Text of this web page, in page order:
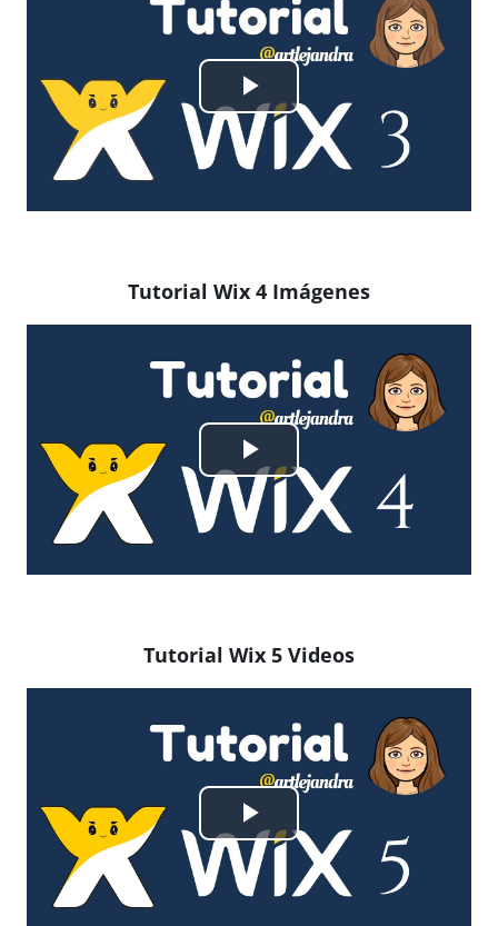
Reproducir
Vídeo
Tutorial Wix 4 Imágenes
Reproducir
Vídeo
Tutorial Wix 5 Videos
Reproducir
Vídeo